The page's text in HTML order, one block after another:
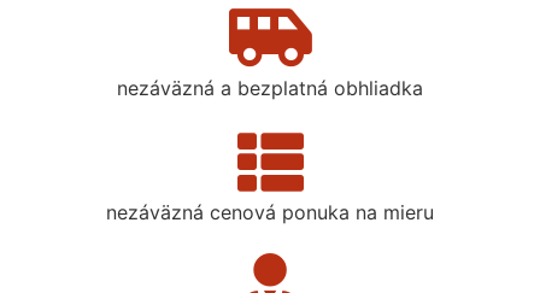
nezáväzná a bezplatná obhliadka
nezáväzná cenová ponuka na mieru